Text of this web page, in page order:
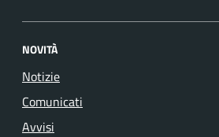
NOVITÀ
Notizie
Comunicati
Avvisi